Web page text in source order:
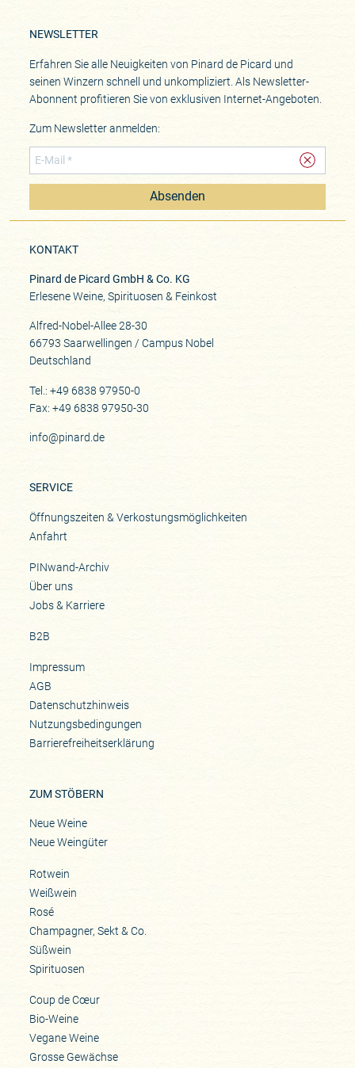
NEWSLETTER
Erfahren Sie alle Neuigkeiten von Pinard de Picard und
seinen Winzern schnell und unkompliziert. Als Newsletter-
Abonnent profitieren Sie von exklusiven Internet-Angeboten.
Zum Newsletter anmelden:
Absenden
KONTAKT
Pinard de Picard GmbH & Co. KG
Erlesene Weine, Spirituosen & Feinkost
Alfred-Nobel-Allee 28-30
66793 Saarwellingen / Campus Nobel
Deutschland
Tel.: +49 6838 97950-0
Fax: +49 6838 97950-30
info@pinard.de
SERVICE
Öffnungszeiten & Verkostungsmöglichkeiten
Anfahrt
PINwand-Archiv
Über uns
Jobs & Karriere
B2B
Impressum
AGB
Datenschutzhinweis
Nutzungsbedingungen
Barrierefreiheitserklärung
ZUM STÖBERN
Neue Weine
Neue Weingüter
Rotwein
Weißwein
Rosé
Champagner, Sekt & Co.
Süßwein
Spirituosen
Coup de Cœur
Bio-Weine
Vegane Weine
Grosse Gewächse